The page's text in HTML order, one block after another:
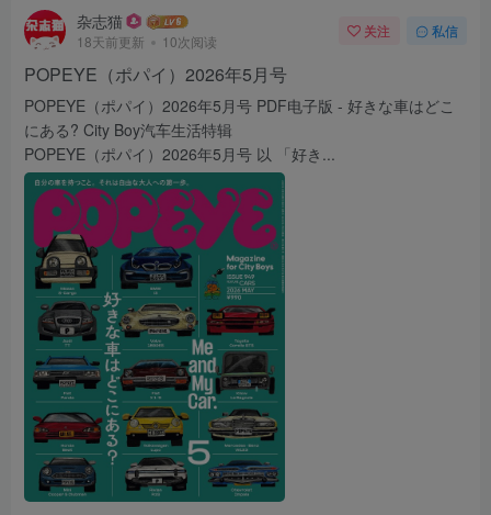
杂志猫
18天前更新 10次阅读
关注 私信
POPEYE（ポパイ）2026年5月号
POPEYE（ポパイ）2026年5月号 PDF电子版 - 好きな車はどこ
にある? City Boy汽车生活特辑
POPEYE（ポパイ）2026年5月号 以 「好き...